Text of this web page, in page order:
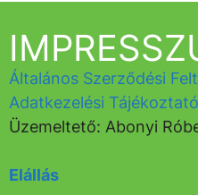
Általános Szerződési
Adatkezelési Tájékoztató
Üzemeltető: Abonyi
Elállás